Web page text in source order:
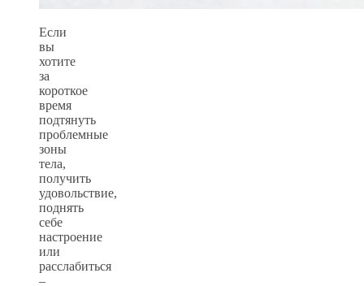
Если
вы
хотите
за
короткое
время
подтянуть
проблемные
зоны
тела,
получить
удовольствие,
поднять
себе
настроение
или
расслабиться
–